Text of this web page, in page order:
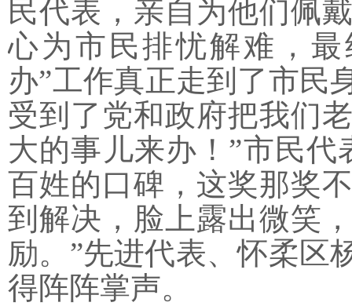
民代表，亲自为他们佩
心为市民排忧解难，
办”工作真正走到了市民
受到了党和政府把我们
大的事儿来办！”市民
百姓的口碑，这奖那奖
到解决，脸上露出微笑
励。”先进代表、怀柔区
得阵阵掌声。